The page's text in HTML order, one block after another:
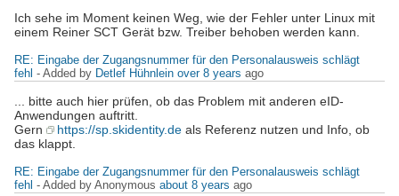
Ich sehe im Moment keinen Weg, wie der Fehler unter Linux mit
einem Reiner SCT Gerät bzw. Treiber behoben werden kann.
RE: Eingabe der Zugangsnummer für den Personalausweis schlägt
fehl - Added by Detlef Hühnlein over 8 years ago
... bitte auch hier prüfen, ob das Problem mit anderen eID-
Anwendungen auftritt.
Gern
https://sp.skidentity.de als Referenz nutzen und Info, ob
das klappt.
RE: Eingabe der Zugangsnummer für den Personalausweis schlägt
fehl - Added by Anonymous about 8 years ago